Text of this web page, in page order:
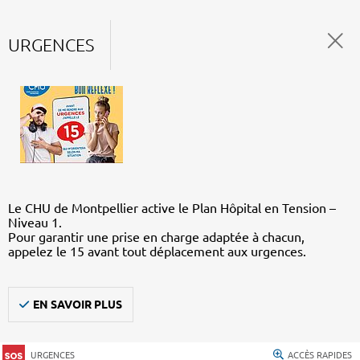
URGENCES
Le CHU de Montpellier active le Plan Hôpital en Tension –
Niveau 1.
Pour garantir une prise en charge adaptée à chacun,
appelez le 15 avant tout déplacement aux urgences.
EN SAVOIR PLUS
URGENCES ACCÈS RAPIDES